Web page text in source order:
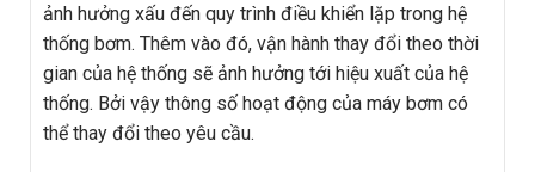
ảnh hưởng xấu đến quy trình điều khiển lặp trong hệ
thống bơm. Thêm vào đó, vận hành thay đổi theo thời
gian của hệ thống sẽ ảnh hưởng tới hiệu xuất của hệ
thống. Bởi vậy thông số hoạt động của máy bơm có
thể thay đổi theo yêu cầu.